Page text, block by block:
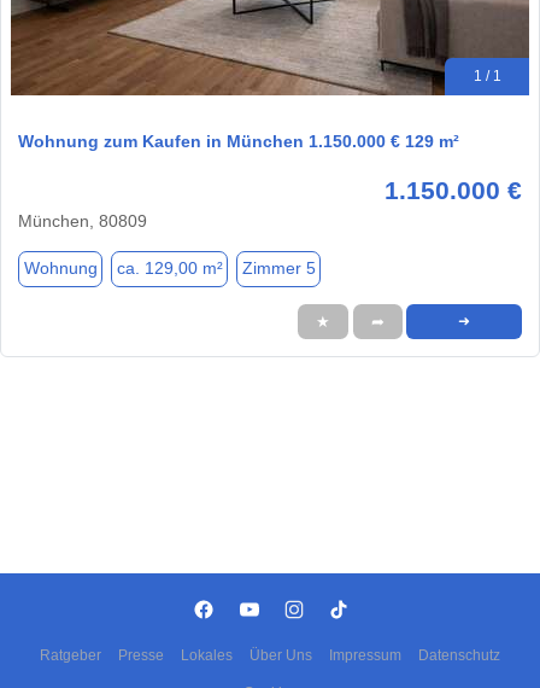
1 / 1
Wohnung zum Kaufen in München 1.150.000 € 129 m²
1.150.000 €
München, 80809
Wohnung ca. 129,00 m² Zimmer 5
★ ➦ ➜
Ratgeber Presse Lokales Über Uns Impressum Datenschutz